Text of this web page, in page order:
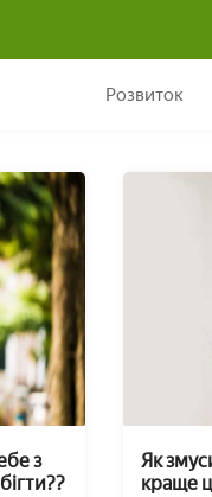
Розвиток
з
Як
краще